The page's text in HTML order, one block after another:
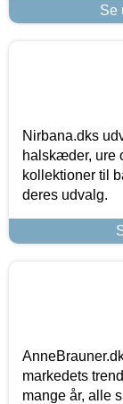
Se
Nirbana.dks
halskæder, ure
kollektioner til
deres udvalg.
markedets
mange år, alle